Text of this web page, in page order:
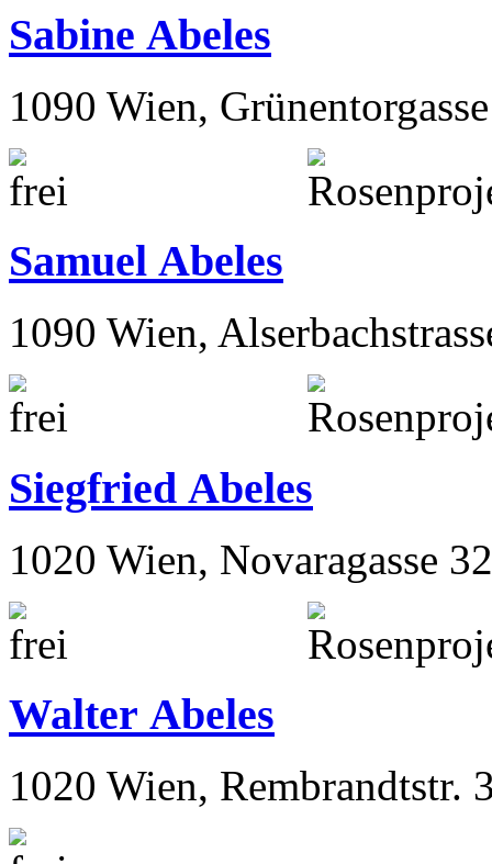
Sabine Abeles
1090 Wien,
Samuel Abeles
1090 Wien,
Siegfried Abeles
1020 Wien, Novaragasse
Walter Abeles
1020 Wien, Rembrandtstr.